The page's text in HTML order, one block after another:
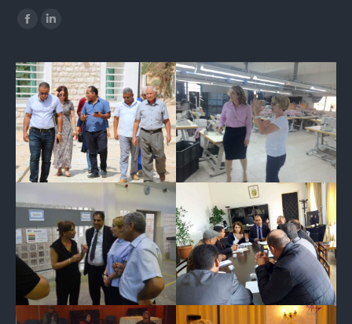
Trouvez nous sur :
Facebook
opens
in
new
window
LinkedIn
opens
in
new
window